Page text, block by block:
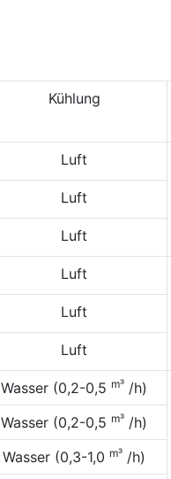
Kühlung
Luft
Luft
Luft
Luft
Luft
Luft
Wasser (0,2-0,5 m³ /h)
Wasser (0,2-0,5 m³ /h)
Wasser (0,3-1,0 m³ /h)